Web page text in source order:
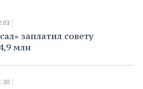
заплатил совету
млн